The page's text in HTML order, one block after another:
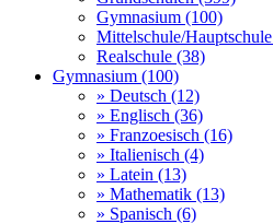
Gymnasium (100)
Mittelschule/Hauptschule
Realschule (38)
Gymnasium (100)
» Deutsch (12)
» Englisch (36)
» Franzoesisch (16)
» Italienisch (4)
» Latein (13)
» Mathematik (13)
» Spanisch (6)